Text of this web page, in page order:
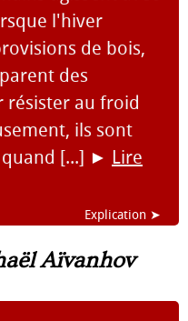
l'hiver
de bois,
des
résister au froid
ils sont
[...] ► Lire
Explication ➤
Aïvanhov